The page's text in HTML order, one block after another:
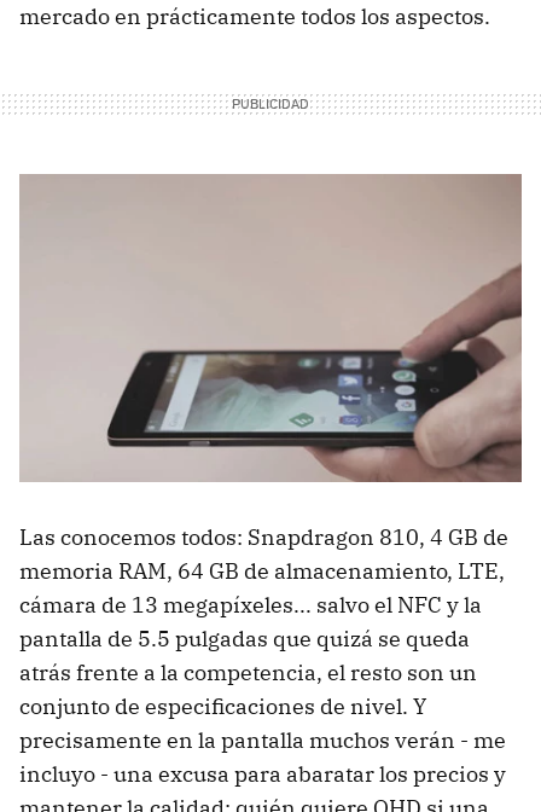
mercado en prácticamente todos los aspectos.
Las conocemos todos: Snapdragon 810, 4 GB de
memoria RAM, 64 GB de almacenamiento, LTE,
cámara de 13 megapíxeles... salvo el NFC y la
pantalla de 5.5 pulgadas que quizá se queda
atrás frente a la competencia, el resto son un
conjunto de especificaciones de nivel. Y
precisamente en la pantalla muchos verán - me
incluyo - una excusa para abaratar los precios y